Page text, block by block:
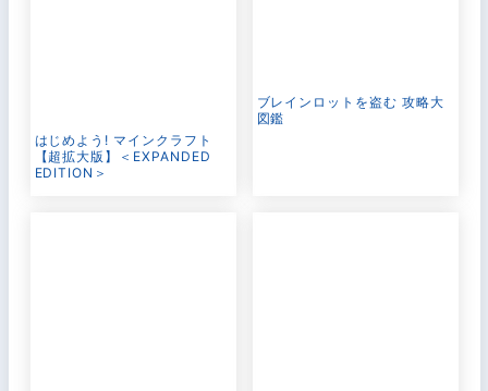
はじめよう! マインクラフト
【超拡大版】＜EXPANDED
EDITION＞
ブレインロットを盗む 攻略大
図鑑